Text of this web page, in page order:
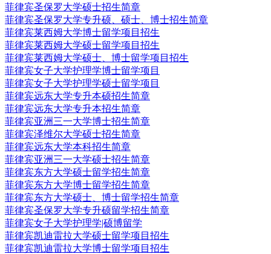
菲律宾圣保罗大学硕士招生简章
菲律宾圣保罗大学专升硕、硕士、博士招生简章
菲律宾莱西姆大学博士留学项目招生
菲律宾莱西姆大学硕士留学项目招生
菲律宾莱西姆大学硕士、博士留学项目招生
菲律宾女子大学护理学博士留学项目
菲律宾女子大学护理学硕士留学项目
菲律宾远东大学专升本硕招生简章
菲律宾远东大学专升本招生简章
菲律宾亚洲三一大学博士招生简章
菲律宾泽维尔大学硕士招生简章
菲律宾远东大学本科招生简章
菲律宾亚洲三一大学硕士招生简章
菲律宾东方大学硕士留学招生简章
菲律宾东方大学博士留学招生简章
菲律宾东方大学硕士、博士留学招生简章
菲律宾圣保罗大学专升硕留学招生简章
菲律宾女子大学护理学|硕博留学
菲律宾凯迪雷拉大学硕士留学项目招生
菲律宾凯迪雷拉大学博士留学项目招生